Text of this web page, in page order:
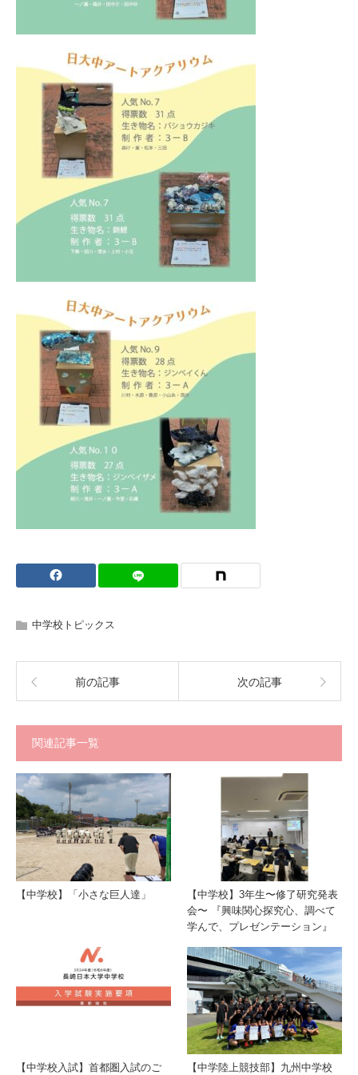
中学校トピックス
前の記事 次の記事
関連記事一覧
【中学校】「小さな巨人達」
【中学校】3年生〜修了研究発表
会〜 『興味関心探究心、調べて
学んで、プレゼンテーション』
【中学校入試】首都圏入試のご
【中学陸上競技部】九州中学校